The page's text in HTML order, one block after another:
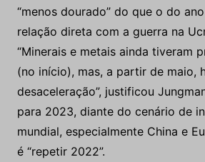
“menos dourado” do que o do
relação direta com a guerra na
“Minerais e metais ainda tiveram
(no início), mas, a partir de maio,
desaceleração”, justificou
para 2023, diante do cenário de
mundial, especialmente China e
é “repetir 2022”.